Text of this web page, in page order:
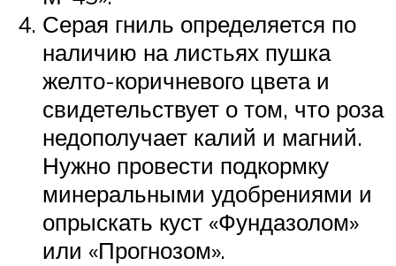
Серая гниль определяется по
наличию на листьях пушка
желто-коричневого цвета и
свидетельствует о том, что роза
недополучает калий и магний.
Нужно провести подкормку
минеральными удобрениями и
опрыскать куст «Фундазолом»
или «Прогнозом».